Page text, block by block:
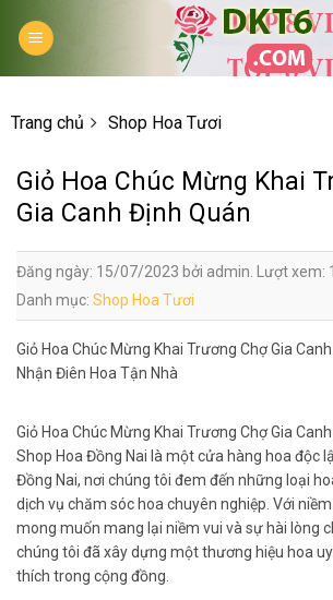
Trang chủ Shop Hoa Tươi
Giỏ Hoa Chúc Mừng Khai
Gia Canh Định Quán
Đăng ngày: 15/07/2023 bởi admin. Lượt xem:
Danh mục: Shop Hoa Tươi
Giỏ Hoa Chúc Mừng Khai Trương Chợ Gia
Nhận Điên Hoa Tận Nhà
Giỏ Hoa Chúc Mừng Khai Trương Chợ Gia Canh
Shop Hoa Đồng Nai là một cửa hàng hoa độc
Đồng Nai, nơi chúng tôi đem đến những loại
dịch vụ chăm sóc hoa chuyên nghiệp. Với
mong muốn mang lại niềm vui và sự hài lòng
chúng tôi đã xây dựng một thương hiệu hoa
thích trong cộng đồng.